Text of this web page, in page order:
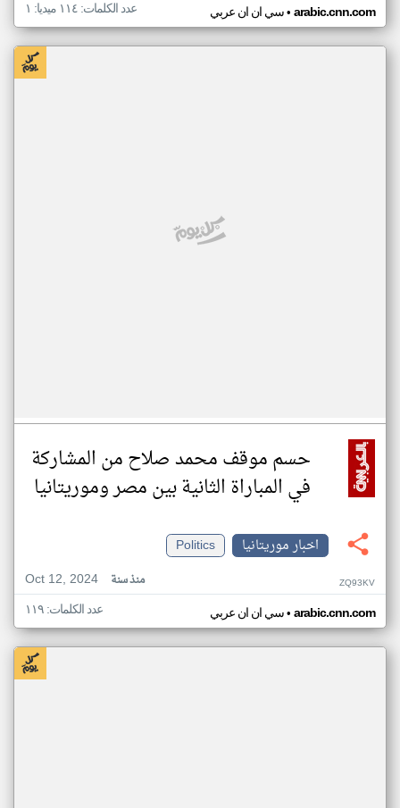
سي ان ان عربي• arabic.cnn.com عدد الكلمات: ١١٤ ميديا: ١
حسم موقف محمد صلاح من المشاركة
في المباراة الثانية بين مصر وموريتانيا
اخبار موريتانيا
Politics
Oct 12, 2024
منذ سنة ZQ93KV
سي ان ان عربي• arabic.cnn.com عدد الكلمات: ١١٩